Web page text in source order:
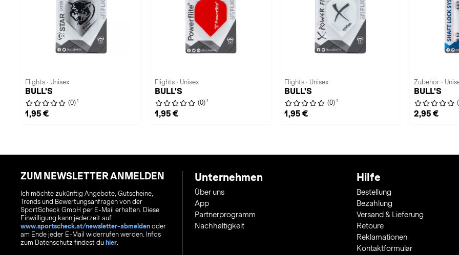
Flights · Unisex
BULL'S
(0) 1
1,95 €
Flights · Unisex
BULL'S
(0) 1
1,95 €
Flights · Unisex
BULL'S
(0) 1
1,95 €
Zubehör ·
BULL'S
2,95 €
ZUM NEWSLETTER ANMELDEN
Ich möchte zukünftig Angebote, Gutscheine,
Trends und Bewertungsanfragen von der
SportScheck GmbH per E-Mail erhalten. Diese
Einwilligung kann jederzeit auf
www.sportscheck.at/newsletter-abmelden oder
am Ende jeder E-Mail widerrufen werden. Infos
zum Datenschutz findest du hier.
Unternehmen
Über uns
App
Partnerprogramm
Nachhaltigkeit
Hilfe
Bestellung
Bezahlung
Versand & Lieferung
Retoure
Reklamationen
Kontaktformular